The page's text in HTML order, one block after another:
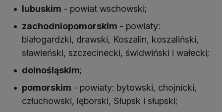
lubuskim - powiat wschowski;
zachodniopomorskim - powiaty:
białogardzki, drawski, Koszalin, koszaliński,
sławieński, szczecinecki, świdwiński i wałecki;
dolnośląskim;
pomorskim - powiaty: bytowski, chojnicki,
człuchowski, lęborski, Słupsk i słupski;